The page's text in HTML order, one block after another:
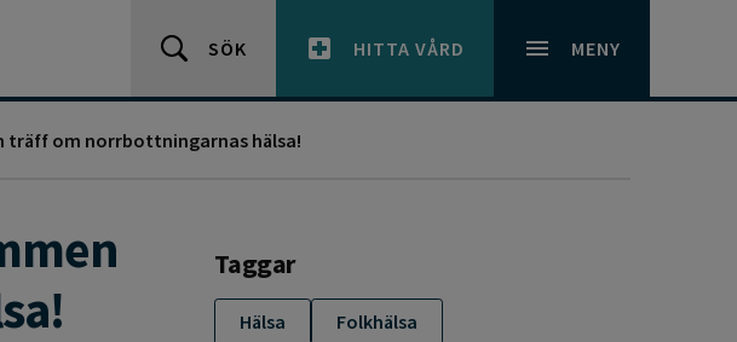
SÖK HITTA VÅRD MENY
träff om norrbottningarnas hälsa!
Taggar
Hälsa Folkhälsa